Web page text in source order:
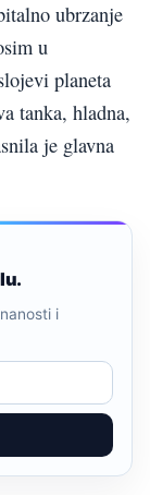
ubrzanje
u
planeta
tanka, hladna,
je glavna
i